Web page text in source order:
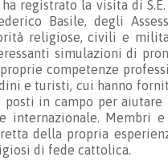
ha registrato la visita di
Basile, degli
religiose, civili e
simulazioni di
competenze
e turisti, cui hanno
posti in campo per
internazionale. Membri
della propria
di fede cattolica.